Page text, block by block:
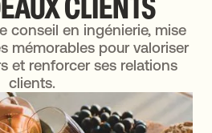
conseil en ingénierie, mise
mémorables pour valoriser
et renforcer ses relations
clients.